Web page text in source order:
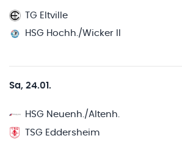
TG Eltville
HSG Hochh./Wicker II
Sa, 24.01.
HSG Neuenh./Altenh.
TSG Eddersheim